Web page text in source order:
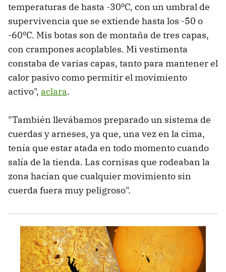
temperaturas de hasta -30ºC, con un umbral de
supervivencia que se extiende hasta los -50 o
-60ºC. Mis botas son de montaña de tres capas,
con crampones acoplables. Mi vestimenta
constaba de varias capas, tanto para mantener el
calor pasivo como permitir el movimiento
activo", aclara.
"También llevábamos preparado un sistema de
cuerdas y arneses, ya que, una vez en la cima,
tenía que estar atada en todo momento cuando
salía de la tienda. Las cornisas que rodeaban la
zona hacían que cualquier movimiento sin
cuerda fuera muy peligroso".